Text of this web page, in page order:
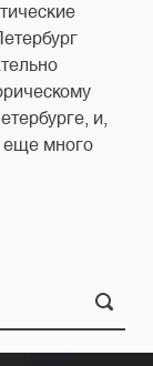
и,
еще много